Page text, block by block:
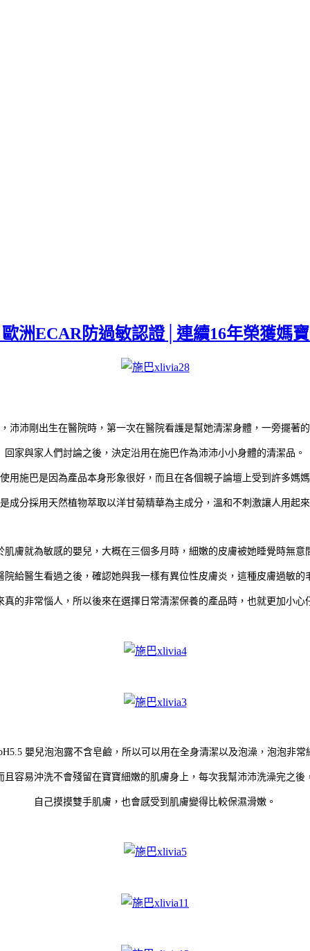
洲ECAR防過敏認證│連續16年榮獲媽
沛沛剛出生在醫院時，第一次在醫院看護是幫她清潔身體，一旁擺著的
回家與家人們討論之後，決定沿用在施巴作為沛沛小小身體的清潔品。
用施巴是因為產品本身形象很好，而且在各個親子論壇上受到許多媽媽
成分採用天然植物萃取以洋甘菊精華為主成分，溫和不刺激讓人用起來
肌膚就為敏感的嬰兒，大概在三個多月時，細嫩的皮膚被她睡覺時無意
院給醫生看過之後，確認她與我一樣有異位性皮膚炎，這種皮膚過敏的
真的非常惱人，所以後來在選擇日常清潔保養的產品時，也就更加小心
嬰兒泡泡露不含皂鹼，所以可以用在全身清潔以及泡澡，泡泡非常
且容易沖洗不會殘留在寶寶細嫩的肌膚身上，每次我幫沛沛洗澡完之後
自己摸摸雙手肌膚，也會感受到肌膚變得比較保濕滑嫩。